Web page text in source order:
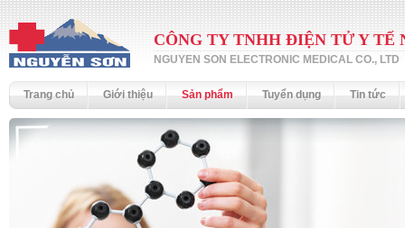
CÔNG TY TNHH ĐIỆN TỬ Y TẾ
NGUYEN SON ELECTRONIC MEDICAL CO., LTD
Trang chủ Giới thiệu Sản phẩm Tuyển dụng Tin tức